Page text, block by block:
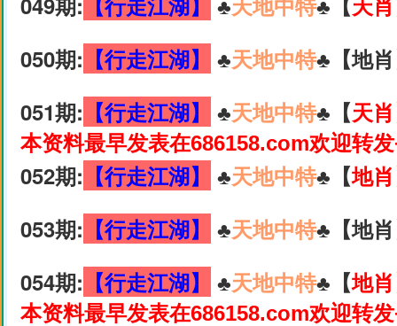
050期: 【行走江湖】 ♣️天地中特♣️【地
051期: 【行走江湖】 ♣️天地中特♣️【天肖
本资料最早发表在686158.com欢迎转
052期: 【行走江湖】 ♣️天地中特♣️【地肖
053期: 【行走江湖】 ♣️天地中特♣️【地
054期: 【行走江湖】 ♣️天地中特♣️【地肖
本资料最早发表在686158.com欢迎转